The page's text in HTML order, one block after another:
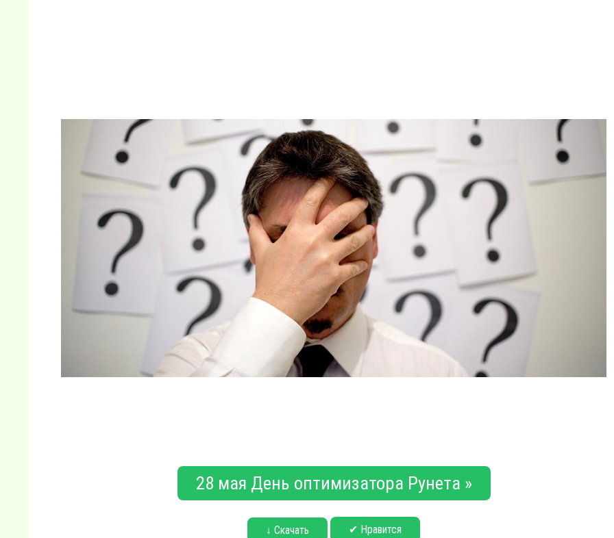
28 мая День оптимизатора Рунета »
↓ Скачать ✔ Нравится